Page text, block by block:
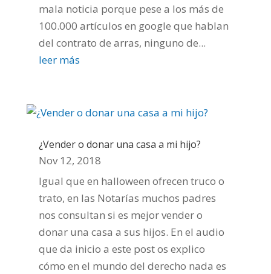
mala noticia porque pese a los más de
100.000 artículos en google que hablan
del contrato de arras, ninguno de...
leer más
¿Vender o donar una casa a mi hijo?
Nov 12, 2018
Igual que en halloween ofrecen truco o
trato, en las Notarías muchos padres
nos consultan si es mejor vender o
donar una casa a sus hijos. En el audio
que da inicio a este post os explico
cómo en el mundo del derecho nada es